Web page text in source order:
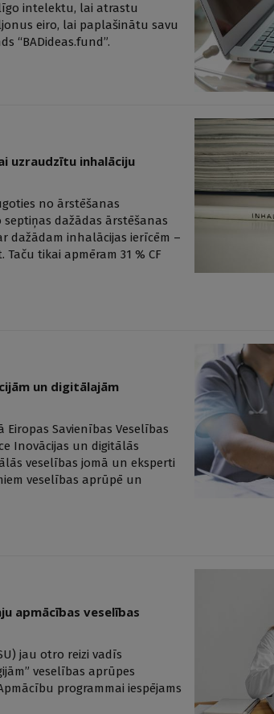
intelektu, lai atrastu
eiro, lai paplašinātu savu
“BADideas.fund”.
uzraudzītu inhalāciju
no ārstēšanas
dažādas ārstēšanas
dažādam inhalācijas ierīcēm –
tikai apmēram 31 % CF
un digitālajām
Savienības Veselības
Inovācijas un digitālās
veselības jomā un eksperti
veselības aprūpē un
apmācības veselības
jau otro reizi vadīs
veselības aprūpes
programmai iespējams